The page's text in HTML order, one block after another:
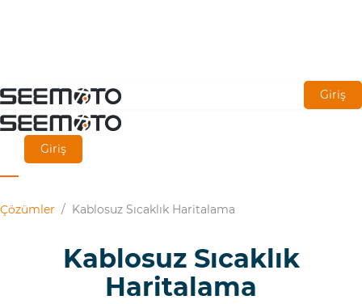
Ana
içeriğe
Giriş
Giriş
Çözümler / Kablosuz Sıcaklık Haritalama
Kablosuz Sıcaklık
Haritalama